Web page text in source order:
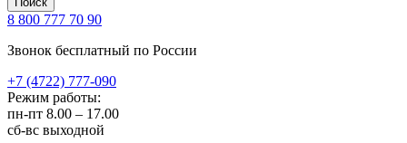
8 800 777 70 90
Звонок бесплатный по России
+7 (4722) 777-090
Режим работы:
пн-пт 8.00 – 17.00
сб-вс выходной